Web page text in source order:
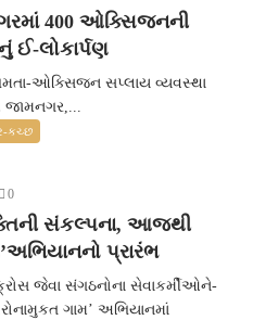
400 ઓક્સિજનની
ઈ-લોકાર્પણ
ઓક્સિજન સપ્લાય વ્યવસ્થા
જામનગર,...
કચ્છ
0
સંકલ્પના, આજથી
પ્રારંભ
જેવા સંગઠનોના સેવાકર્મીઓને-
ગામ’ અભિયાનમાં